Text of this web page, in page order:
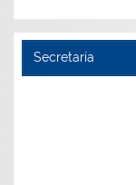
Secretaría